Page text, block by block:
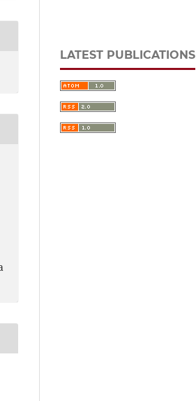
LATEST PUBLICATIONS